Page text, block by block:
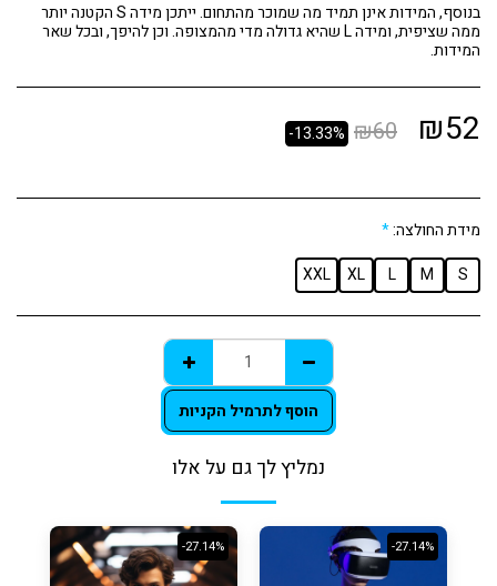
בנוסף, המידות אינן תמיד מה שמוכר מהתחום. ייתכן מידה S הקטנה יותר
ממה שציפית, ומידה L שהיא גדולה מדי מהמצופה. וכן להיפך, ובכל שאר
המידות.
₪52
₪60
-13.33%
מידת החולצה:*
S
M
L
XL
XXL
הוסף לתרמיל הקניות
נמליץ לך גם על אלו
-27.14%
-27.14%